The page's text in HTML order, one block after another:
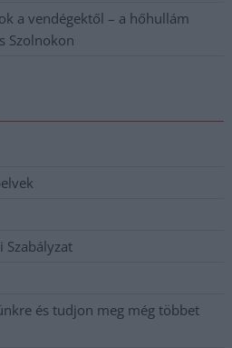
a vendégektől – a hőhullám
Szolnokon
Szabályzat
és tudjon meg még többet